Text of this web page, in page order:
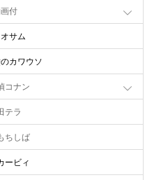
付
サム
カワウソ
コナン
テラ
ちしば
ービィ